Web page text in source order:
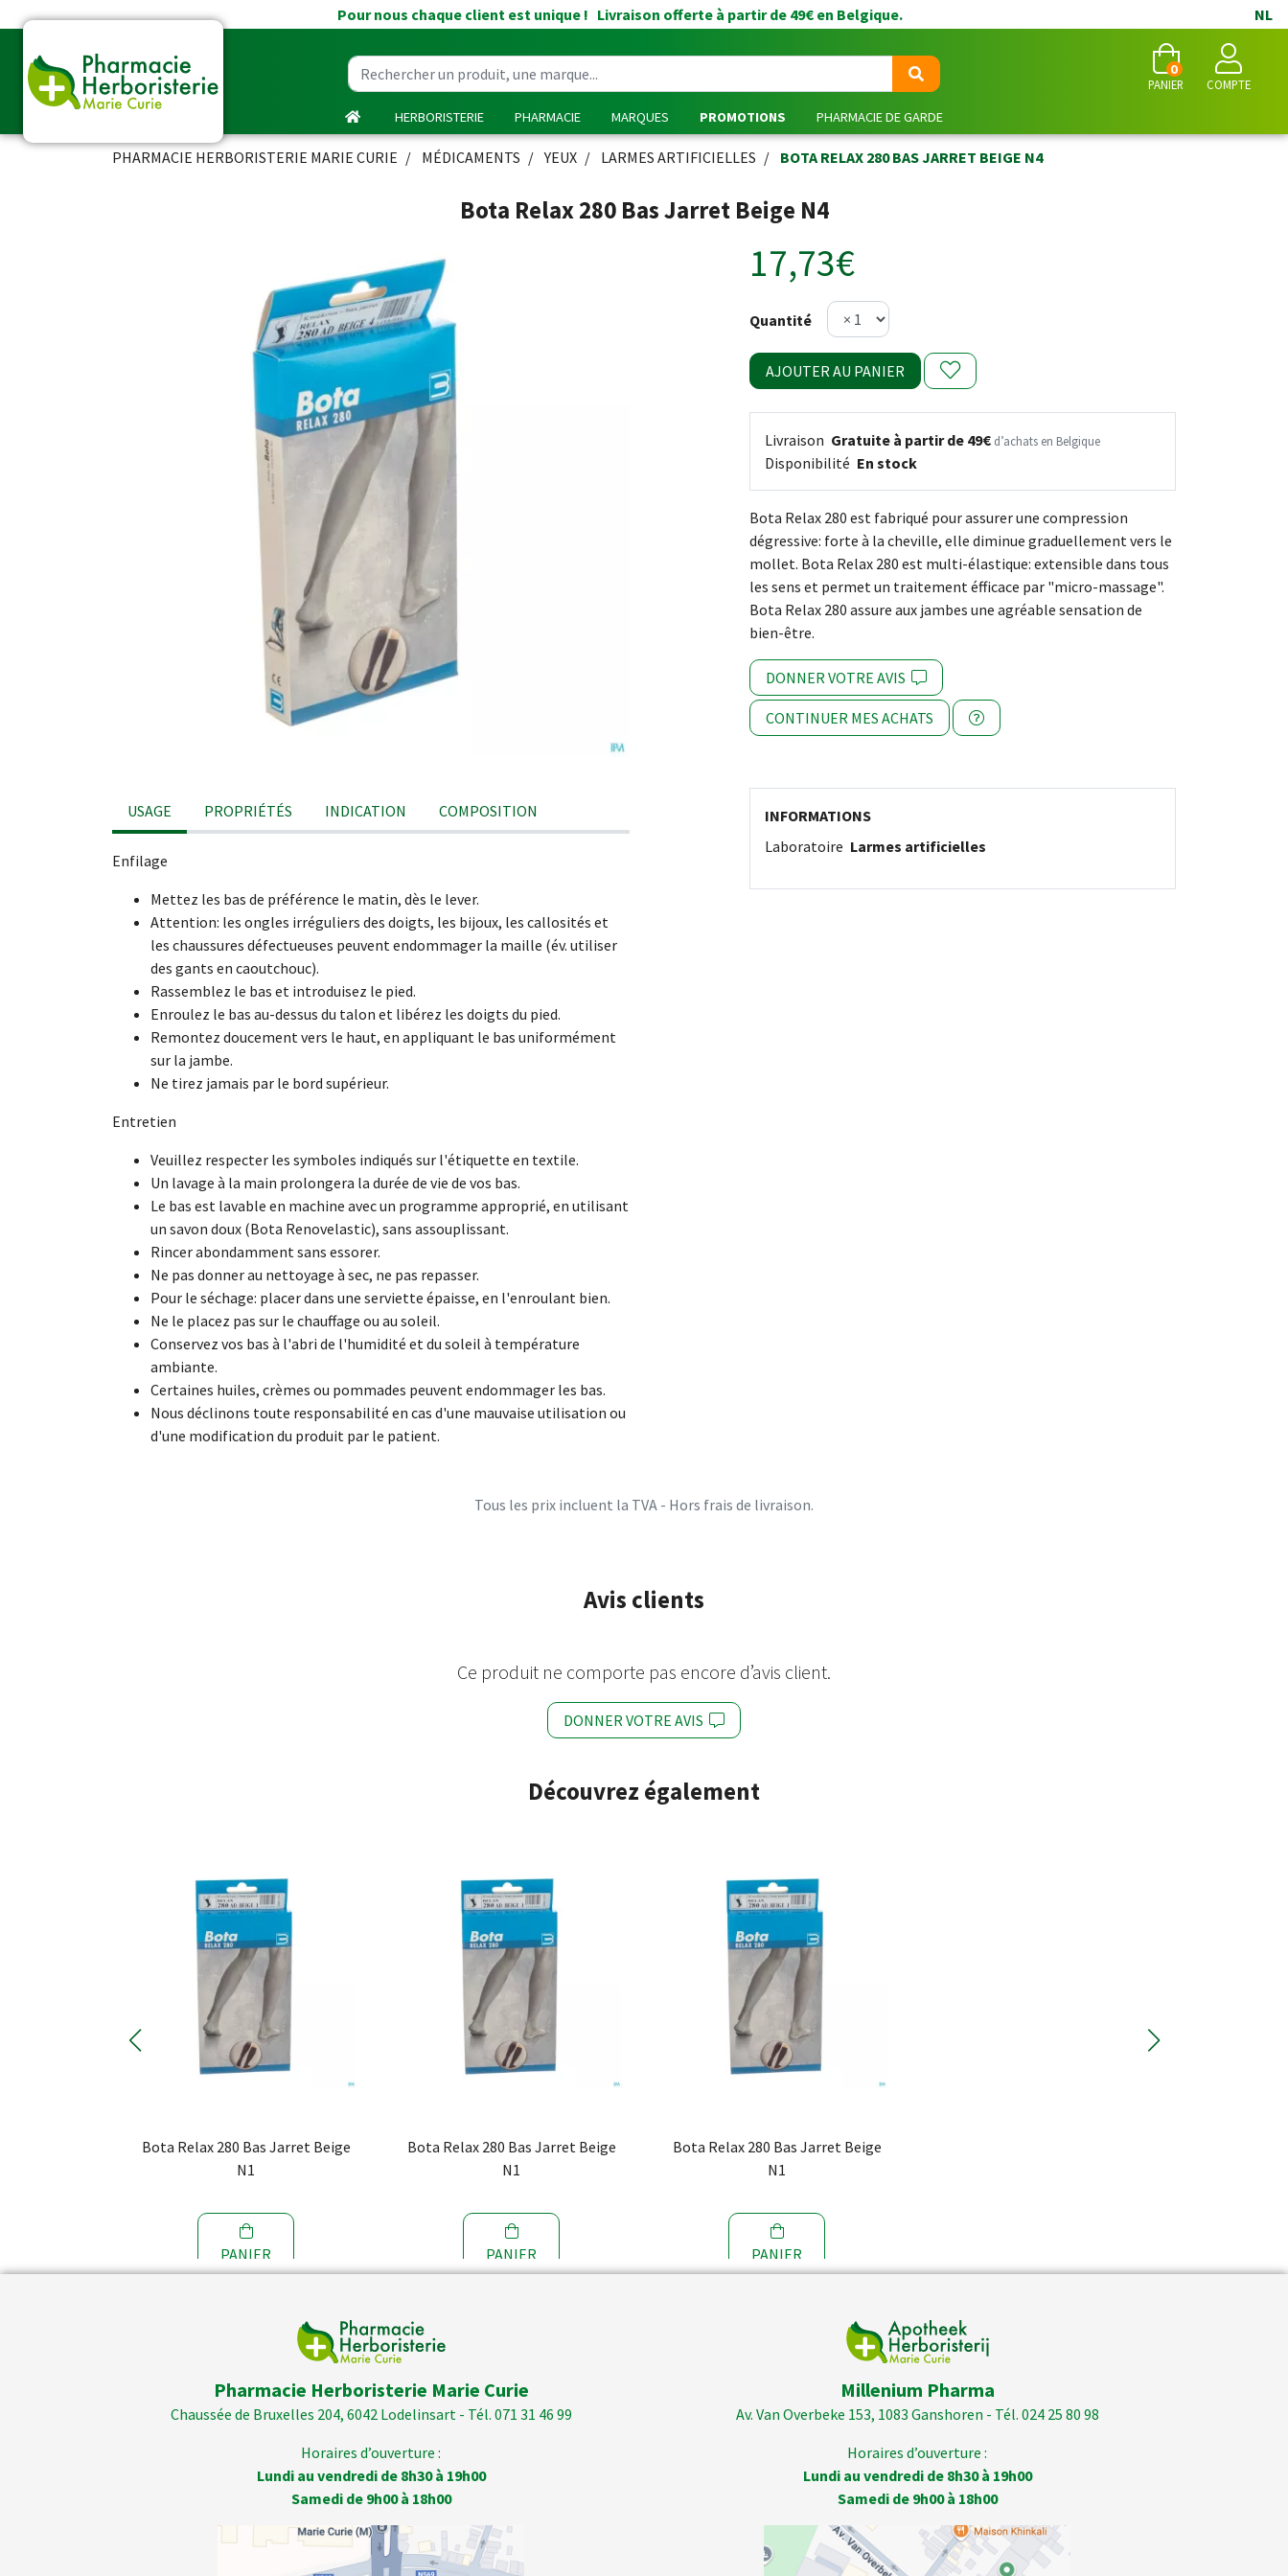
Pour nous chaque client est unique ! Livraison offerte à partir de 49€ en Belgique. NL
PANIER
0
COMPTE
HERBORISTERIE PHARMACIE MARQUES PROMOTIONS PHARMACIE DE GARDE
PHARMACIE HERBORISTERIE MARIE CURIE MÉDICAMENTS YEUX LARMES ARTIFICIELLES BOTA RELAX 280 BAS JARRET BEIGE N4
Bota Relax 280 Bas Jarret Beige N4
17,73€
Quantité
AJOUTER AU PANIER
Livraison Gratuite à partir de 49€ d’achats en Belgique
Disponibilité En stock
Bota Relax 280 est fabriqué pour assurer une compression
dégressive: forte à la cheville, elle diminue graduellement vers le
mollet. Bota Relax 280 est multi-élastique: extensible dans tous
les sens et permet un traitement éfficace par "micro-massage".
Bota Relax 280 assure aux jambes une agréable sensation de
bien-être.
DONNER VOTRE AVIS
CONTINUER MES ACHATS
USAGE PROPRIÉTÉS INDICATION COMPOSITION
Enfilage
Mettez les bas de préférence le matin, dès le lever.
Attention: les ongles irréguliers des doigts, les bijoux, les callosités et
les chaussures défectueuses peuvent endommager la maille (év. utiliser
des gants en caoutchouc).
Rassemblez le bas et introduisez le pied.
Enroulez le bas au-dessus du talon et libérez les doigts du pied.
Remontez doucement vers le haut, en appliquant le bas uniformément
sur la jambe.
Ne tirez jamais par le bord supérieur.
Entretien
Veuillez respecter les symboles indiqués sur l'étiquette en textile.
Un lavage à la main prolongera la durée de vie de vos bas.
Le bas est lavable en machine avec un programme approprié, en utilisant
un savon doux (Bota Renovelastic), sans assouplissant.
Rincer abondamment sans essorer.
Ne pas donner au nettoyage à sec, ne pas repasser.
Pour le séchage: placer dans une serviette épaisse, en l'enroulant bien.
Ne le placez pas sur le chauffage ou au soleil.
Conservez vos bas à l'abri de l'humidité et du soleil à température
ambiante.
Certaines huiles, crèmes ou pommades peuvent endommager les bas.
Nous déclinons toute responsabilité en cas d'une mauvaise utilisation ou
d'une modification du produit par le patient.
INFORMATIONS
Laboratoire Larmes artificielles
Tous les prix incluent la TVA - Hors frais de livraison.
Avis clients
Ce produit ne comporte pas encore d’avis client.
DONNER VOTRE AVIS
Découvrez également
Bota Relax 280 Bas Jarret Beige
N1
PANIER
Bota Relax 280 Bas Jarret Beige
N1
PANIER
Bota Relax 280 Bas Jarret Beige
N1
PANIER
Pharmacie Herboristerie Marie Curie
Chaussée de Bruxelles 204, 6042 Lodelinsart - Tél. 071 31 46 99
Horaires d’ouverture :
Lundi au vendredi de 8h30 à 19h00
Samedi de 9h00 à 18h00
Millenium Pharma
Av. Van Overbeke 153, 1083 Ganshoren - Tél. 024 25 80 98
Horaires d’ouverture :
Lundi au vendredi de 8h30 à 19h00
Samedi de 9h00 à 18h00